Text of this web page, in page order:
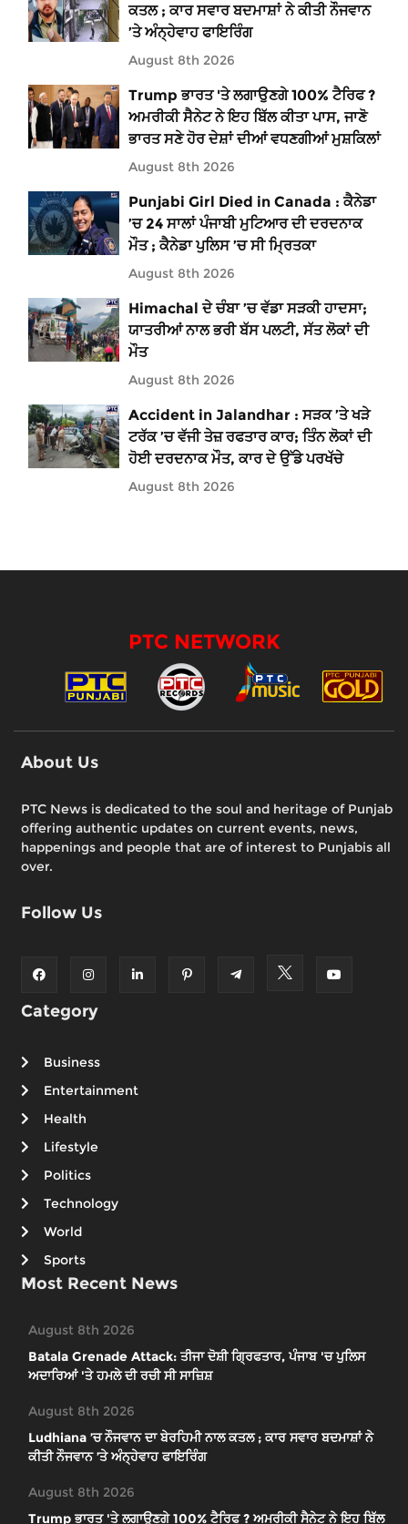
ਕਤਲ ; ਕਾਰ ਸਵਾਰ ਬਦਮਾਸ਼ਾਂ ਨੇ ਕੀਤੀ ਨੌਜਵਾਨ
’ਤੇ ਅੰਨ੍ਹੇਵਾਹ ਫਾਇਰਿੰਗ
August 8th 2026
Trump ਭਾਰਤ 'ਤੇ ਲਗਾਉਣਗੇ 100% ਟੈਰਿਫ ?
ਅਮਰੀਕੀ ਸੈਨੇਟ ਨੇ ਇਹ ਬਿੱਲ ਕੀਤਾ ਪਾਸ, ਜਾਣੋ
ਭਾਰਤ ਸਣੇ ਹੋਰ ਦੇਸ਼ਾਂ ਦੀਆਂ ਵਧਣਗੀਆਂ ਮੁਸ਼ਕਿਲਾਂ
August 8th 2026
Punjabi Girl Died in Canada : ਕੈਨੇਡਾ
’ਚ 24 ਸਾਲਾਂ ਪੰਜਾਬੀ ਮੁਟਿਆਰ ਦੀ ਦਰਦਨਾਕ
ਮੌਤ ; ਕੈਨੇਡਾ ਪੁਲਿਸ ’ਚ ਸੀ ਮ੍ਰਿਤਕਾ
August 8th 2026
Himachal ਦੇ ਚੰਬਾ ’ਚ ਵੱਡਾ ਸੜਕੀ ਹਾਦਸਾ;
ਯਾਤਰੀਆਂ ਨਾਲ ਭਰੀ ਬੱਸ ਪਲਟੀ, ਸੱਤ ਲੋਕਾਂ ਦੀ
ਮੌਤ
August 8th 2026
Accident in Jalandhar : ਸੜਕ ’ਤੇ ਖੜੇ
ਟਰੱਕ ’ਚ ਵੱਜੀ ਤੇਜ਼ ਰਫਤਾਰ ਕਾਰ; ਤਿੰਨ ਲੋਕਾਂ ਦੀ
ਹੋਈ ਦਰਦਨਾਕ ਮੌਤ, ਕਾਰ ਦੇ ਉੱਡੇ ਪਰਖੱਚੇ
August 8th 2026
PTC NETWORK
About Us
PTC News is dedicated to the soul and heritage of Punjab
offering authentic updates on current events, news,
happenings and people that are of interest to Punjabis all
over.
Follow Us
Category
Business
Entertainment
Health
Lifestyle
Politics
Technology
World
Sports
Most Recent News
August 8th 2026
Batala Grenade Attack: ਤੀਜਾ ਦੋਸ਼ੀ ਗ੍ਰਿਫਤਾਰ, ਪੰਜਾਬ 'ਚ ਪੁਲਿਸ
ਅਦਾਰਿਆਂ 'ਤੇ ਹਮਲੇ ਦੀ ਰਚੀ ਸੀ ਸਾਜ਼ਿਸ਼
August 8th 2026
Ludhiana ’ਚ ਨੌਜਵਾਨ ਦਾ ਬੇਰਹਿਮੀ ਨਾਲ ਕਤਲ ; ਕਾਰ ਸਵਾਰ ਬਦਮਾਸ਼ਾਂ ਨੇ
ਕੀਤੀ ਨੌਜਵਾਨ ’ਤੇ ਅੰਨ੍ਹੇਵਾਹ ਫਾਇਰਿੰਗ
August 8th 2026
Trump ਭਾਰਤ 'ਤੇ ਲਗਾਉਣਗੇ 100% ਟੈਰਿਫ ? ਅਮਰੀਕੀ ਸੈਨੇਟ ਨੇ ਇਹ ਬਿੱਲ